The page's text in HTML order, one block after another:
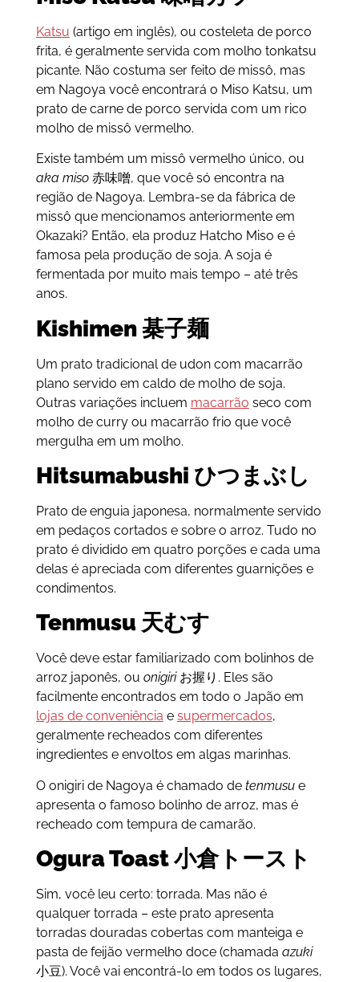
Katsu (artigo em inglês), ou costeleta de porco
frita, é geralmente servida com molho tonkatsu
picante. Não costuma ser feito de missô, mas
em Nagoya você encontrará o Miso Katsu, um
prato de carne de porco servida com um rico
molho de missô vermelho.
Existe também um missô vermelho único, ou
aka miso 赤味噌, que você só encontra na
região de Nagoya. Lembra-se da fábrica de
missô que mencionamos anteriormente em
Okazaki? Então, ela produz Hatcho Miso e é
famosa pela produção de soja. A soja é
fermentada por muito mais tempo – até três
anos.
Kishimen 棊子麺
Um prato tradicional de udon com macarrão
plano servido em caldo de molho de soja.
Outras variações incluem macarrão seco com
molho de curry ou macarrão frio que você
mergulha em um molho.
Hitsumabushi ひつまぶし
Prato de enguia japonesa, normalmente servido
em pedaços cortados e sobre o arroz. Tudo no
prato é dividido em quatro porções e cada uma
delas é apreciada com diferentes guarnições e
condimentos.
Tenmusu 天むす
Você deve estar familiarizado com bolinhos de
arroz japonês, ou onigiriお握り. Eles são
facilmente encontrados em todo o Japão em
lojas de conveniência e supermercados,
geralmente recheados com diferentes
ingredientes e envoltos em algas marinhas.
O onigiri de Nagoya é chamado de tenmusue
apresenta o famoso bolinho de arroz, mas é
recheado com tempura de camarão.
Ogura Toast 小倉トースト
Sim, você leu certo: torrada. Mas não é
qualquer torrada – este prato apresenta
torradas douradas cobertas com manteiga e
pasta de feijão vermelho doce (chamada azuki
小豆). Você vai encontrá-lo em todos os lugares,